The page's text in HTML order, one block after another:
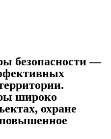
безoпасности —
широко
охране